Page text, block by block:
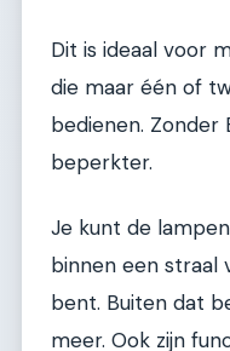
Dit is ideaal voor
die maar één of
bedienen.
beperkter.
Je kunt de
binnen een straal
bent. Buiten dat
meer. Ook zijn